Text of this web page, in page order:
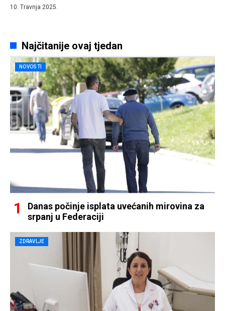
10. Travnja 2025.
Najčitanije ovaj tjedan
NOVOSTI
Danas počinje isplata uvećanih mirovina za
srpanj u Federaciji
ZDRAVLJE